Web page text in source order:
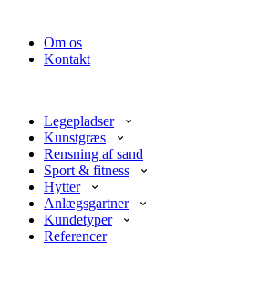
Om os
Kontakt
Legepladser
Kunstgræs
Rensning af sand
Sport & fitness
Hytter
Anlægsgartner
Kundetyper
Referencer